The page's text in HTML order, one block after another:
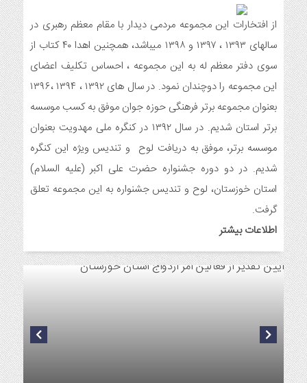
مراسم جشن ولادت امام زمان (عج) و جشن فجر انقلاب اسلامی و
هفته ی جوان در اندیمشک برگزار شد.
6 ماه قبل
تشریح برنامه های دهه مهدویت شبکه فرهنگی مردمی نغمه های
عشق اندیمشک
7 ماه قبل
توزیع بسته جشن تکلیف به دختران سادات ایتام اندیمشک در شب
ولادت امام علی(ع)
ایجاد ۱۱۰ شعبه نغمه های عشق در ۱۱۰ منطقه شهر و روستای
اندیمشک
7 ماه قبل
مراسم رونمایی از طرح ستاره های اندیمشک و طرح خانه های نور،
اندیمشک
8 ماه قبل
خداحافظی سراج الدین با شبکه فرهنگی مردمی نغمه های عشق
برگزاری رویداد ملی جامعه پرداز
از افتخارات این مجموعه مردمی دیدار با مقام معظم رهبری در
سالهای ۱۳۹۳ ، ۱۳۹۷ و ۱۳۹۸ میباشد، همچنین اهدا ۴۰ کتاب از
سوی دفتر معظم له به این مجموعه ، احساس تکلیف اعضای
این مجموعه را دوچندان نمود. در سال های ۱۳۹۲ ، ۱۳۹۴ ،۱۳۹۶
بعنوان مجموعه برتر فرهنگی حوزه جوان موفق به کسب موسسه
برتر استان شدیم. در سال ۱۳۹۲ در کنگره ملی مهدویت بعنوان
موسسه برتر، موفق به دریافت لوح و تندیس ویژه این کنگره
شدیم. در دو دوره جشنواره حضرت علی اکبر (علیه السلام)
استان خوزستان، لوح و تندیس جشنواره به این مجموعه تعلق
گرفت.
اطلاعات بیشتر